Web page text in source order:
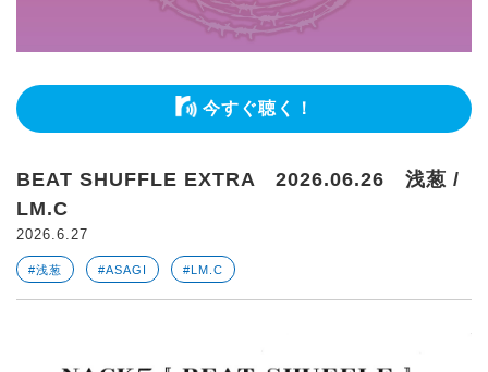
今すぐ聴く！
BEAT SHUFFLE EXTRA 2026.06.26 浅葱 /
LM.C
2026.6.27
#浅葱 #ASAGI #LM.C